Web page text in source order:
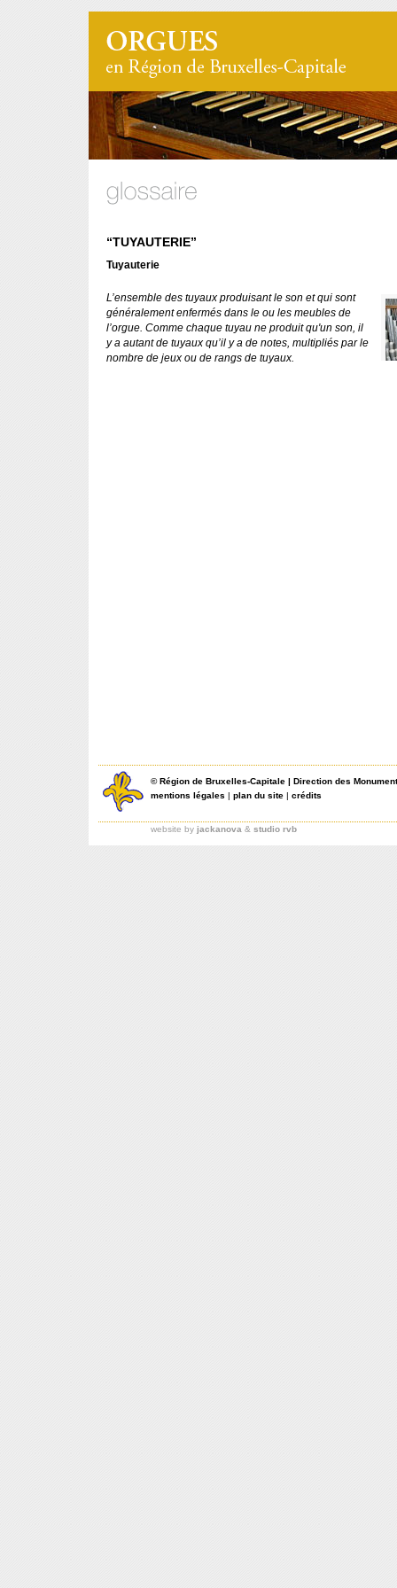
“TUYAUTERIE”
Tuyauterie
L’ensemble des tuyaux produisant le son et qui sont
généralement enfermés dans le ou les meubles de
l’orgue. Comme chaque tuyau ne produit qu'un son, il
y a autant de tuyaux qu’il y a de notes, multipliés par le
nombre de jeux ou de rangs de tuyaux.
©Région de Bruxelles-Capitale | Direction des
mentions légales | plan du site | crédits
website by jackanova & studio rvb